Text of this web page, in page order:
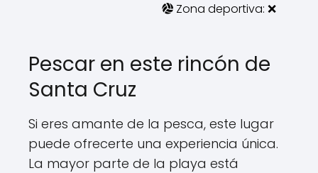
Zona deportiva: ❌
Pescar en este rincón de
Santa Cruz
Si eres amante de la pesca, este lugar
puede ofrecerte una experiencia única.
La mayor parte de la playa está